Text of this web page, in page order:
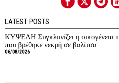
LATEST POSTS
ΚΥΨΕΛΗ Συγκλονίζει η οικογένεια
που βρέθηκε νεκρή σε βαλίτσα
06/08/2026